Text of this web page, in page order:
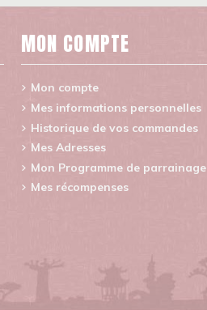
MON COMPTE
Mon compte
Mes informations personnelles
Historique de vos commandes
Mes Adresses
Mon Programme de parrainage
Mes récompenses